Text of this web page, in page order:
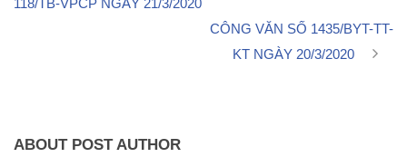
CÔNG VĂN SỐ 1435/BYT-TT-
KT NGÀY 20/3/2020
ABOUT POST AUTHOR